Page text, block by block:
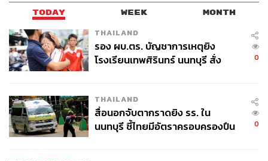
TODAY WEEK MONTH
THAILAND
รอง ผบ.ตร. บัญชาการเหตุยิง
โรงเรียนเทพศิรินทร์ นนทบุรี สั่ง
0
THAILAND
สื่อนอกจับตากราดยิง รร. ใน
นนทบุรี ชี้ไทยมีอัตราครอบครองปืน
0